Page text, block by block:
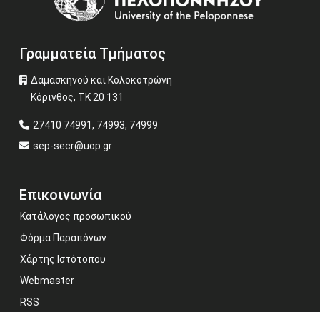
Γραμματεία Τμήματος
Δαμασκηνού και Κολοκοτρώνη
Κόρινθος, ΤΚ 20 131
27410 74991, 74993, 74999
sep-secr@uop.gr
Επικοινωνία
Κατάλογος προσωπικού
Φόρμα Παραπόνων
Χάρτης Ιστότοπου
Webmaster
RSS